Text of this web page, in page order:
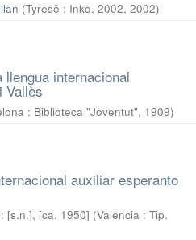
(Tyresö : Inko, 2002, 2002)
internacional
Vallès
: Biblioteca "Joventut", 1909)
auxiliar esperanto
[s.n.], [ca. 1950] (Valencia : Tip.